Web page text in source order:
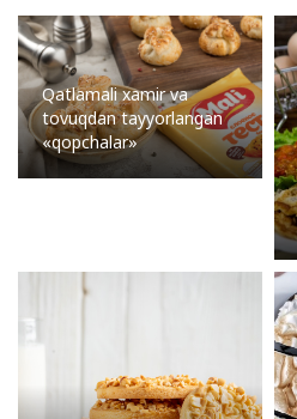
Qatlamali xamir va
tovuqdan tayyorlangan
«qopchalar»